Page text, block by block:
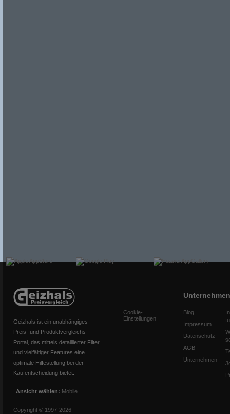
Geizhals ist ein unabhängiges
Preis- und Produktvergleichs-
Portal, das mittels detaillierter Filter
und vielfältiger Features eine
optimale Hilfestellung bei der
Kaufentscheidung bietet.
Ansicht wählen: Mobile
Copyright © 1997-2026
Cookie-
Einstellungen
Unternehmen
Blog
Impressum
Datenschutz
AGB
Unternehmen